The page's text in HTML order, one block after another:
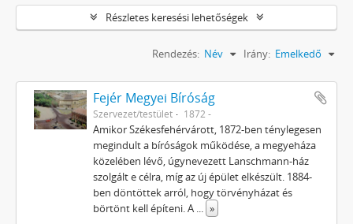
Részletes keresési lehetőségek
Rendezés: Név Irány: Emelkedő
Fejér Megyei Bíróság
Szervezet/testület 1872 -
Amikor Székesfehérvárott, 1872-ben ténylegesen
megindult a bíróságok működése, a megyeháza
közelében lévő, úgynevezett Lanschmann-ház
szolgált e célra, míg az új épület elkészült. 1884-
ben döntöttek arról, hogy törvényházat és
börtönt kell építeni. A ... »